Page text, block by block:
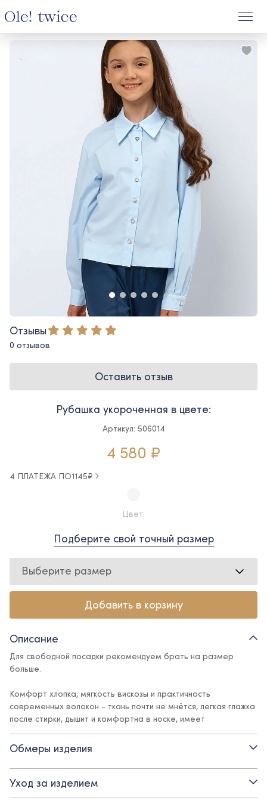
Отзывы
0 отзывов
Оставить отзыв
Рубашка укороченная в цвете:
Артикул: 506014
4 580 ₽
4 ПЛАТЕЖА ПО1145₽
Цвет:
Подберите свой точный размер
Выберите размер
Добавить в корзину
Описание
Для свободной посадки рекомендуем брать на размер
больше.
Комфорт хлопка, мягкость вискозы и практичность
современных волокон - ткань почти не мнётся, легкая глажка
после стирки, дышит и комфортна в носке, имеет
благородный сатиновый лоск в отличии от традиционного
хлопка с матовой поверхностью.
Укороченная рубашка – свежий взгляд на классические
рубашки, сочетающий в себе официальную строгость и
Обмеры изделия
Уход за изделием